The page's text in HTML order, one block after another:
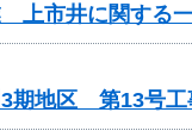
上市井に関する
期地区 第13号工